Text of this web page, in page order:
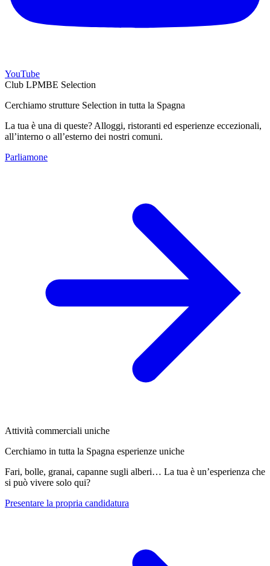
YouTube
Club LPMBE Selection
Cerchiamo strutture Selection in tutta la Spagna
La tua è una di queste? Alloggi, ristoranti ed esperienze eccezionali,
all’interno o all’esterno dei nostri comuni.
Parliamone
Attività commerciali uniche
Cerchiamo in tutta la Spagna esperienze uniche
Fari, bolle, granai, capanne sugli alberi… La tua è un’esperienza che
si può vivere solo qui?
Presentare la propria candidatura